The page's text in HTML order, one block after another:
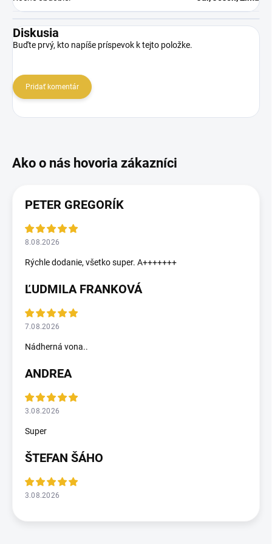
Diskusia
Buďte prvý, kto napíše príspevok k tejto položke.
Pridať komentár
PETER GREGORÍK
8.08.2026
Rýchle dodanie, všetko super. A+++++++
ĽUDMILA FRANKOVÁ
7.08.2026
Nádherná vona..
ANDREA
3.08.2026
Super
ŠTEFAN ŠÁHO
3.08.2026